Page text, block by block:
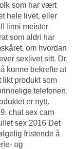
som har vært
hele livet, eller
linni meister
som aldri har
om hvordan
sexlivet sitt. Dr.
kunne bekrefte at
likt produkt som
telefonen,
er nytt.
chat sex cam
sex 2016 Det
fristende å
og